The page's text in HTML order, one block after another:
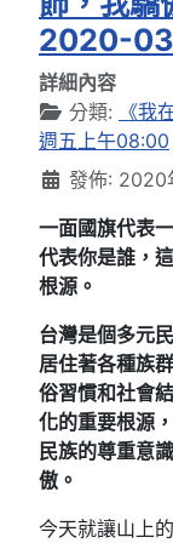
2020-
詳細內容
分類:
《我
週五上午08:00
發佈: 2020
一面國旗代表
代表你是誰，
根源。
台灣是個多元
居住著各種族
俗習慣和社會
化的重要根源
民族的尊重意
傲。
今天就讓山上